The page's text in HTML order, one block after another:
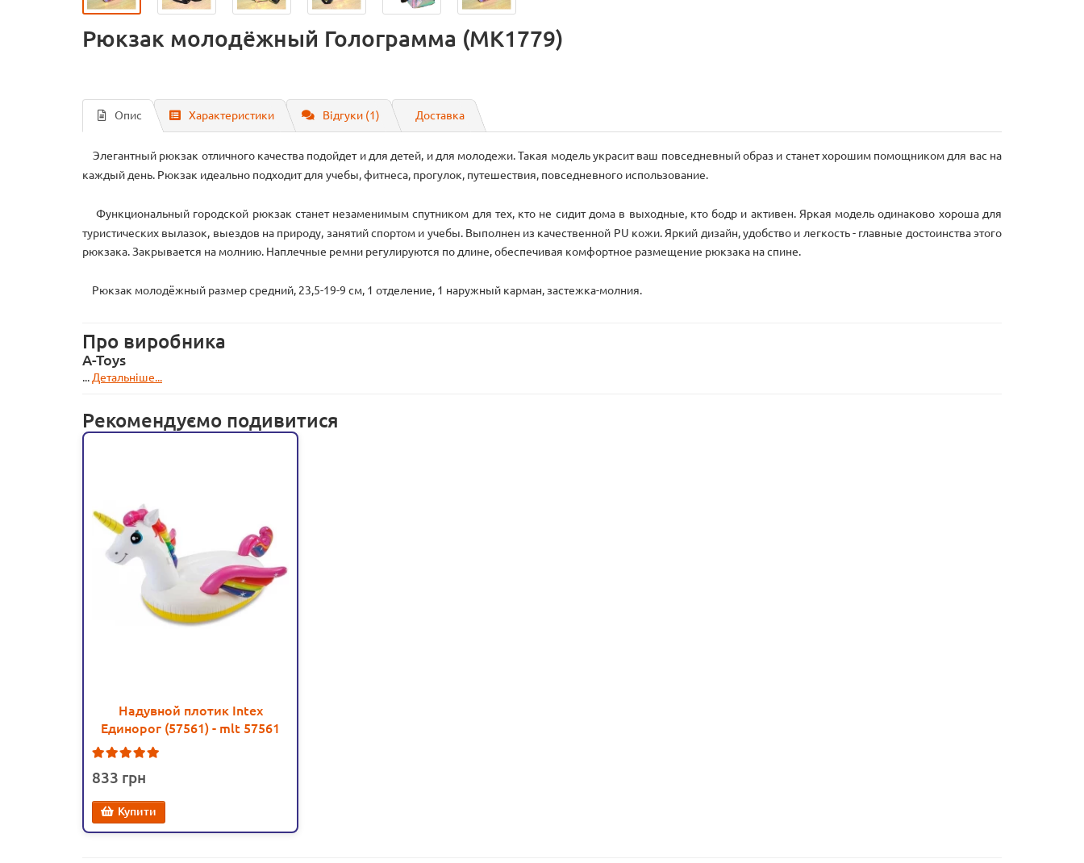
Рюкзак молодёжный Голограмма (MK1779)
Опис Характеристики Відгуки (1) Доставка
Элегантный рюкзак отличного качества подойдет и для детей, и для молодежи. Такая модель украсит ваш повседневный образ и станет хорошим помощником для вас на
каждый день. Рюкзак идеально подходит для учебы, фитнеса, прогулок, путешествия, повседневного использование.
Функциональный городской рюкзак станет незаменимым спутником для тех, кто не сидит дома в выходные, кто бодр и активен. Яркая модель одинаково хороша для
туристических вылазок, выездов на природу, занятий спортом и учебы. Выполнен из качественной PU кожи. Яркий дизайн, удобство и легкость - главные достоинства этого
рюкзака. Закрывается на молнию. Наплечные ремни регулируются по длине, обеспечивая комфортное размещение рюкзака на спине.
Рюкзак молодёжный размер средний, 23,5-19-9 см, 1 отделение, 1 наружный карман, застежка-молния.
Про виробника
A-Toys
... Детальніше...
Рекомендуємо подивитися
Надувной плотик Intex
Единорог (57561) - mlt 57561
833
Купити